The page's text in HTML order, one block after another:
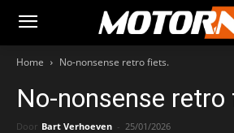
Home No-nonsense retro fiets.
No-nonsense retro
Door Bart Verhoeven - 25/01/2026